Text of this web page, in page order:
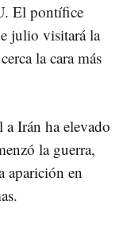
El pontífice
julio visitará la
la cara más
Irán ha elevado
la guerra,
aparición en